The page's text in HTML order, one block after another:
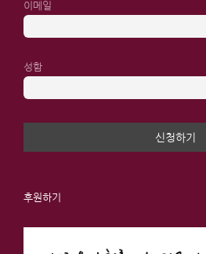
이메일
성함
후원하기